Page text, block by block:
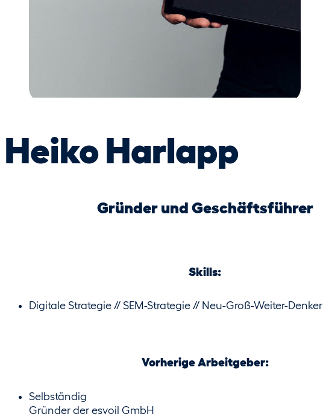
Heiko Harlapp
Gründer und Geschäftsführer
Skills:
Digitale Strategie // SEM-Strategie // Neu-Groß-Weiter-Denker
Vorherige Arbeitgeber:
Selbständig
Gründer der esyoil GmbH